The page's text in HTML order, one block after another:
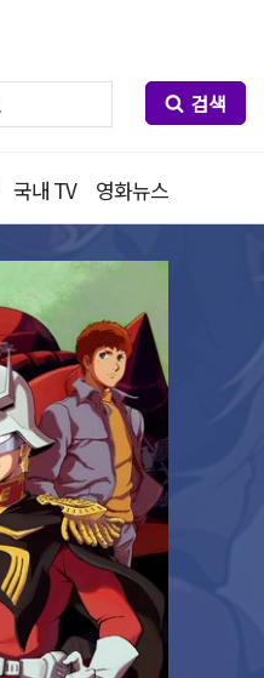
검색
국내 TV 영화뉴스